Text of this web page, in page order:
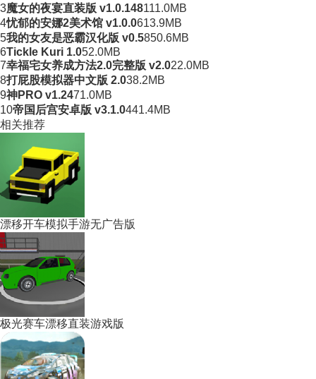
3魔女的夜宴直装版 v1.0.148111.0MB
4忧郁的安娜2美术馆 v1.0.0613.9MB
5我的女友是恶霸汉化版 v0.5850.6MB
6Tickle Kuri 1.052.0MB
7幸福宅女养成方法2.0完整版 v2.022.0MB
8打屁股模拟器中文版 2.038.2MB
9神PRO v1.2471.0MB
10帝国后宫安卓版 v3.1.0441.4MB
相关推荐
漂移开车模拟手游无广告版
极光赛车漂移直装游戏版